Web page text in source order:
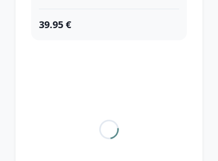
39.95 €